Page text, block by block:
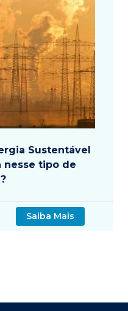
Sustentável
nesse tipo de
Saiba Mais